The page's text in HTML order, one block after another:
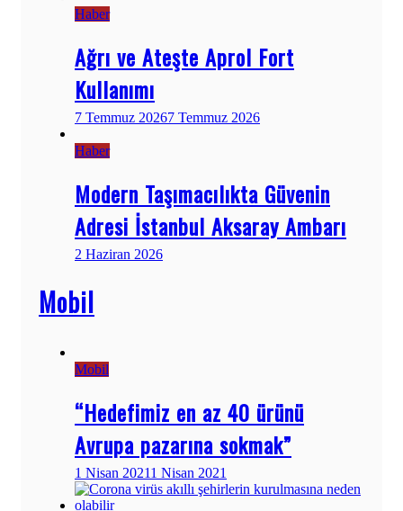
Haber
Ağrı ve Ateşte Aprol Fort
Kullanımı
7 Temmuz 20267 Temmuz 2026
Haber
Modern Taşımacılıkta Güvenin
Adresi İstanbul Aksaray Ambarı
2 Haziran 2026
Mobil
Mobil
“Hedefimiz en az 40 ürünü
Avrupa pazarına sokmak”
1 Nisan 20211 Nisan 2021